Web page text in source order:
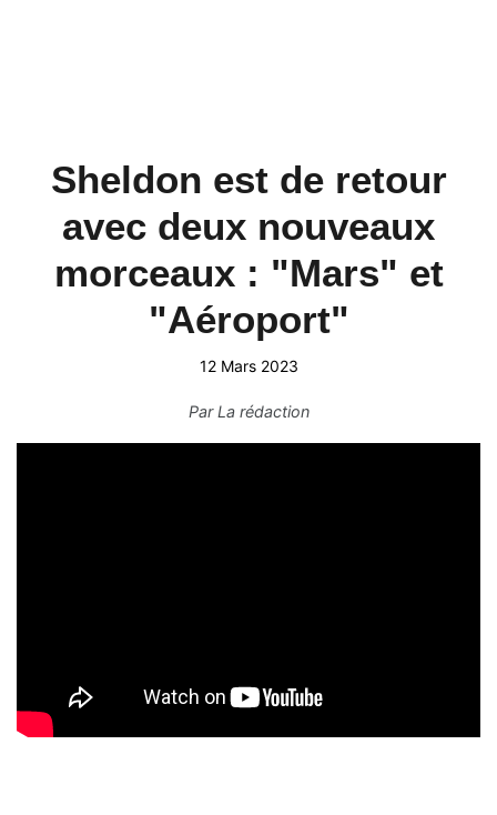
Sheldon est de retour
avec deux nouveaux
morceaux : "Mars" et
"Aéroport"
12 Mars 2023
ParLa rédaction